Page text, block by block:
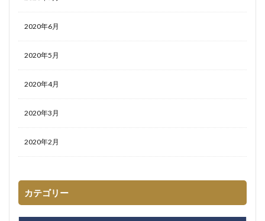
2020年6月
2020年5月
2020年4月
2020年3月
2020年2月
カテゴリー